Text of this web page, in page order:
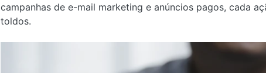
campanhas de e-mail marketing e anúncios pagos, cada
toldos.